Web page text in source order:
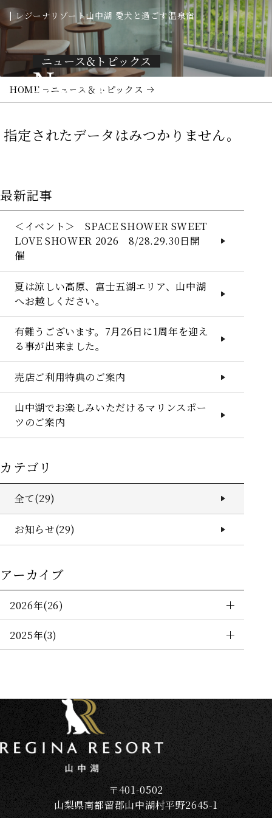
| レジーナリゾート山中湖 愛犬と過ごす温泉宿
ニュース&トピックス
News
HOME ニュース＆トピックス
指定されたデータはみつかりません。
最新記事
＜イベント＞ SPACE SHOWER SWEET
LOVE SHOWER 2026 8/28.29.30日開
催
夏は涼しい高原、富士五湖エリア、山中湖
へお越しください。
有難うございます。7月26日に1周年を迎え
る事が出来ました。
売店ご利用特典のご案内
山中湖でお楽しみいただけるマリンスポー
ツのご案内
カテゴリ
全て(29)
お知らせ(29)
アーカイブ
2026年(26)
2025年(3)
〒401-0502
山梨県南都留郡山中湖村平野2645-1
サービス
アクセス
Q&A
ニュース＆トピックス
お問い合わせ